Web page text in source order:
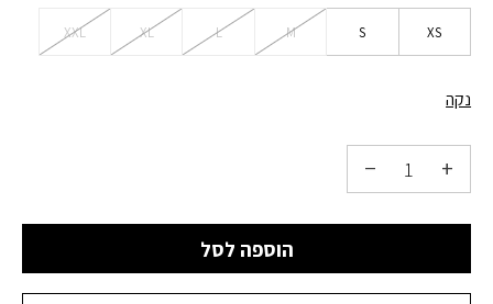
XS
S
M
L
XL
XXL
נקה
הוספה לסל